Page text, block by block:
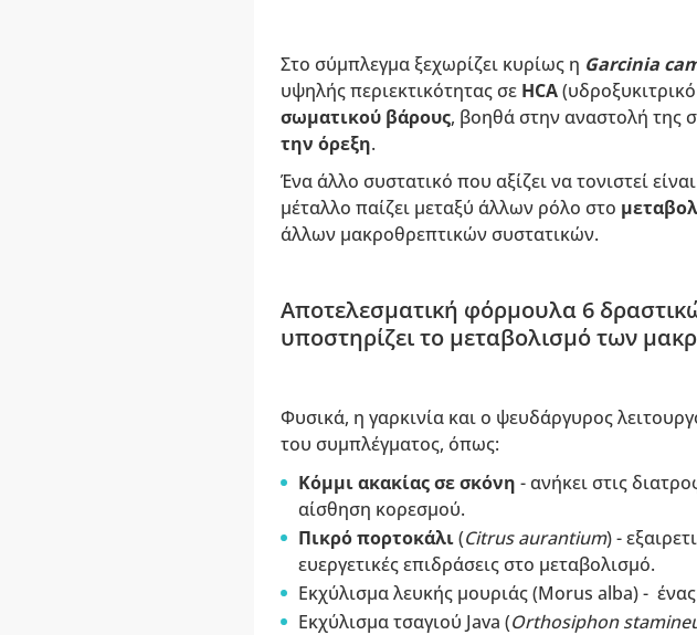
Στο σύμπλεγμα ξεχωρίζει κυρίως η Garcinia
υψηλής περιεκτικότητας σε HCA
σωματικού βάρους, βοηθά στην αναστολή της
την όρεξη.
Ένα άλλο συστατικό που αξίζει να τονιστεί
μέταλλο παίζει μεταξύ άλλων ρόλο στο
άλλων μακροθρεπτικών συστατικών.
Αποτελεσματική φόρμουλα 6
υποστηρίζει το μεταβολισμό των
Φυσικά, η γαρκινία και ο ψευδάργυρος
του συμπλέγματος, όπως:
Κόμμι ακακίας σε σκόνη - ανήκει στις
αίσθηση κορεσμού.
Πικρό πορτοκάλι(Citrus aurantium) -
ευεργετικές επιδράσεις στο μεταβολισμό.
Εκχύλισμα λευκής μουριάς (Morus alba) -
Εκχύλισμα τσαγιού Java (Orthosiphon